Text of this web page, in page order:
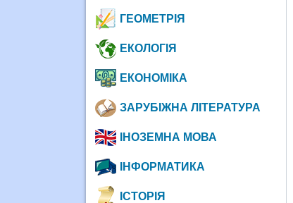
ГЕОМЕТРІЯ
ЕКОЛОГІЯ
ЕКОНОМІКА
ЗАРУБІЖНА ЛІТЕРАТУРА
ІНОЗЕМНА МОВА
ІНФОРМАТИКА
ІСТОРІЯ